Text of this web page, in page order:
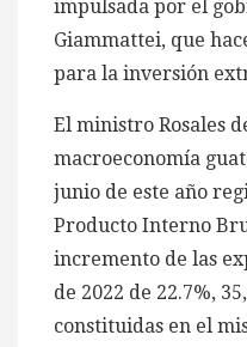
impulsada por el
Giammattei, que
para la inversión
El ministro Rosales
macroeconomía
junio de este año
Producto Interno
incremento de las
de 2022 de 22.7%,
constituidas en el